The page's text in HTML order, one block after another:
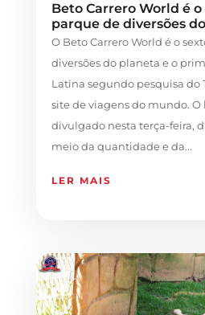
Beto Carrero World é
parque de diversões
O Beto Carrero World é o
diversões do planeta e o
Latina segundo pesquisa do
site de viagens do mundo.
divulgado nesta terça-feira,
meio da quantidade e da...
LER MAIS